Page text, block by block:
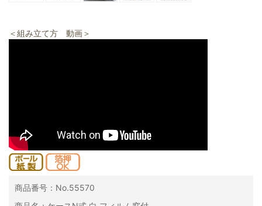
＜組み立て方 動画＞
商品番号：No.55570